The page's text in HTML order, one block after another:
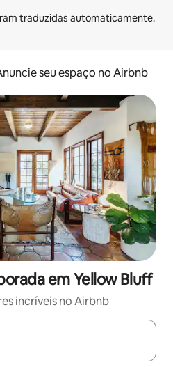
seu espaço no Airbnb
em Yellow Bluff
incríveis no Airbnb
disponíveis, explore-os